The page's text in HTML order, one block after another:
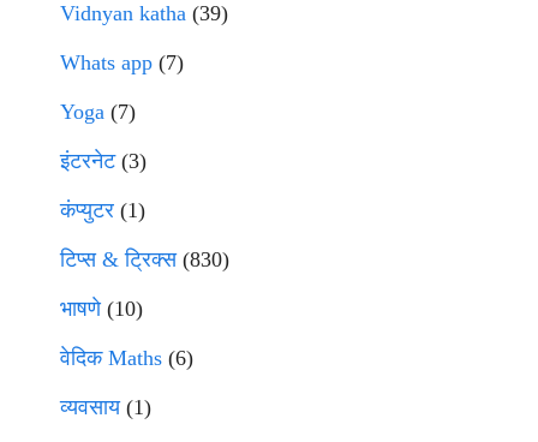
Vidnyan katha (39)
Whats app (7)
Yoga (7)
इंटरनेट(3)
कंप्युटर (1)
टिप्स & ट्रिक्स(830)
भाषणे(10)
वेदिक Maths (6)
व्यवसाय(1)